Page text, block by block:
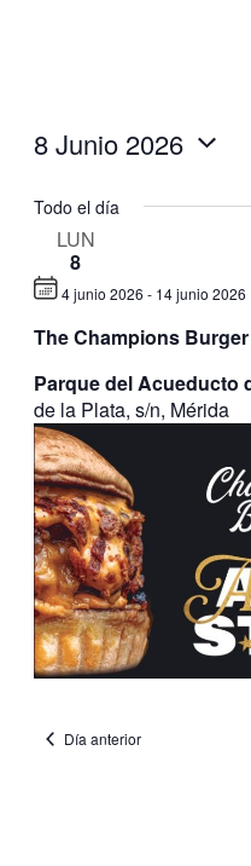
8 Junio 2026
fecha.
Todo el día
LUN
8
The Champions Burger
4 junio 2026 - 14 junio 2026
Parque del Acueducto
de la Plata, s/n, Mérida
Día anterior